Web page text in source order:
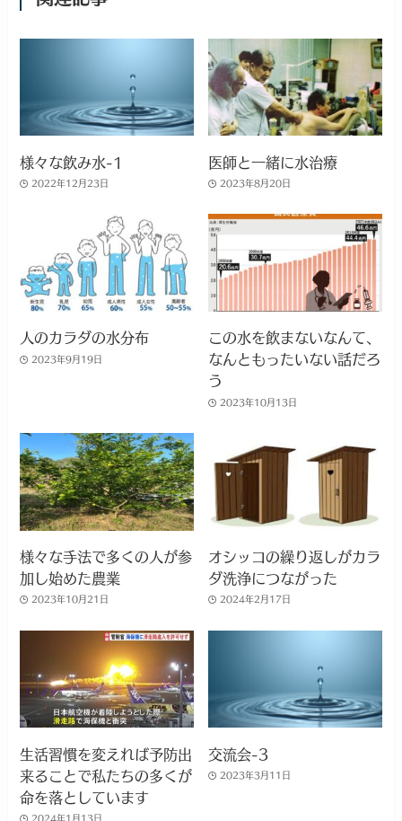
様々な飲み水-1
2022年12月23日
医師と一緒に水治療
2023年8月20日
人のカラダの水分布
2023年9月19日
この水を飲まないなんて、
なんともったいない話だろ
う
2023年10月13日
様々な手法で多くの人が参
加し始めた農業
2023年10月21日
オシッコの繰り返しがカラ
ダ洗浄につながった
2024年2月17日
生活習慣を変えれば予防出
来ることで私たちの多くが
命を落としています
2024年1月13日
交流会-3
2023年3月11日